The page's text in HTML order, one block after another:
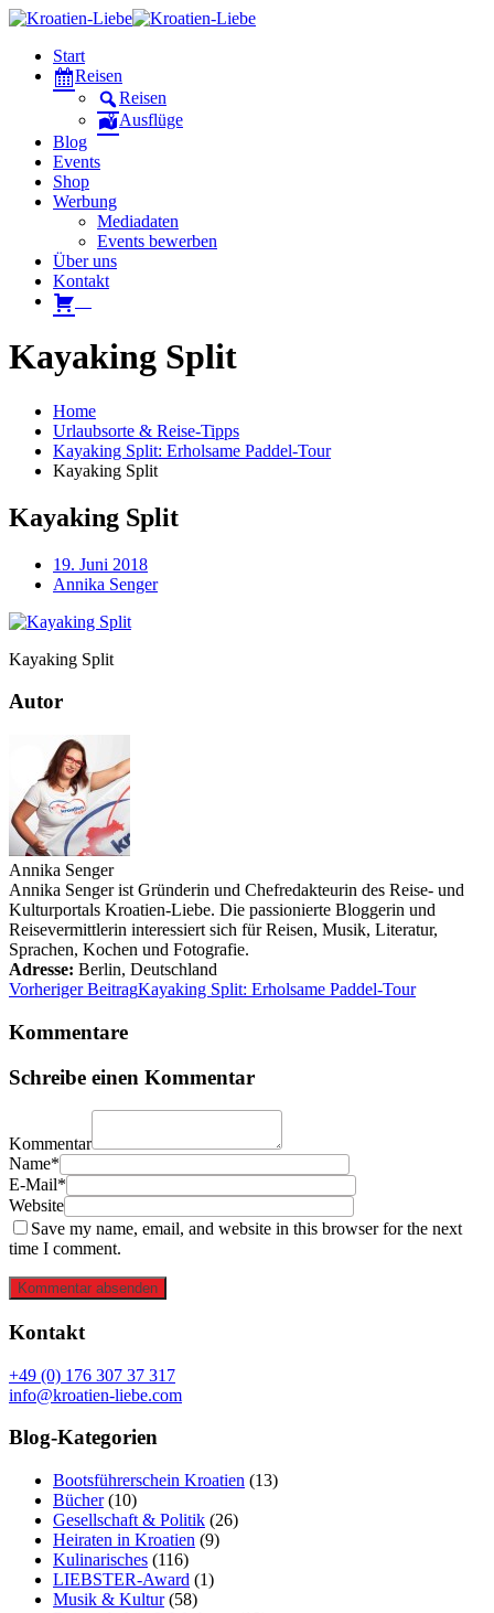
Start
Reisen
Reisen
Ausflüge
Blog
Events
Shop
Werbung
Mediadaten
Events bewerben
Über uns
Kontakt
Kayaking Split
Home
Urlaubsorte & Reise-Tipps
Kayaking Split: Erholsame Paddel-Tour
Kayaking Split
Kayaking Split
19. Juni 2018
Annika Senger
Kayaking Split
Autor
Annika Senger
Annika Senger ist Gründerin und Chefredakteurin des Reise- und
Kulturportals Kroatien-Liebe. Die passionierte Bloggerin und
Reisevermittlerin interessiert sich für Reisen, Musik, Literatur,
Sprachen, Kochen und Fotografie.
Adresse: Berlin, Deutschland
Vorheriger BeitragKayaking Split: Erholsame Paddel-Tour
Kommentare
Schreibe einen Kommentar
Kommentar
Name*
E-Mail*
Website
Save my name, email, and website in this browser for the next
time I comment.
Kommentar absenden
Kontakt
+49 (0) 176 307 37 317
info@kroatien-liebe.com
Blog-Kategorien
Bootsführerschein Kroatien (13)
Bücher(10)
Gesellschaft & Politik (26)
Heiraten in Kroatien (9)
Kulinarisches (116)
LIEBSTER-Award (1)
Musik & Kultur(58)